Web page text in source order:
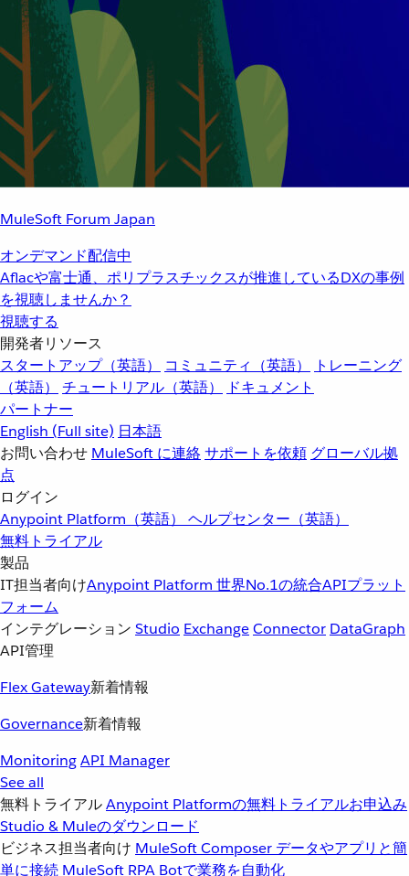
MuleSoft Forum Japan
オンデマンド配信中
Aflacや富士通、ポリプラスチックスが推進しているDXの事例
を視聴しませんか？
視聴する
開発者リソース
スタートアップ（英語）
コミュニティ（英語）
トレーニング
（英語）
チュートリアル（英語）
ドキュメント
パートナー
English (Full site) 日本語
お問い合わせ MuleSoft に連絡サポートを依頼 グローバル拠
点
ログイン
Anypoint Platform（英語） ヘルプセンター（英語）
無料トライアル
製品
IT担当者向けAnypoint Platform 世界No.1の統合APIプラット
フォーム
インテグレーション Studio ExchangeConnector DataGraph
API管理
Flex Gateway新着情報
Governance新着情報
MonitoringAPI Manager
See all
無料トライアルAnypoint Platformの無料トライアルお申込み
Studio & Muleのダウンロード
ビジネス担当者向け MuleSoft Composer データやアプリと簡
単に接続 MuleSoft RPA Botで業務を自動化